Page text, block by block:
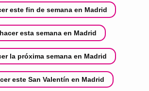
este fin de semana en Madrid
esta semana en Madrid
la próxima semana en Madrid
este San Valentín en Madrid